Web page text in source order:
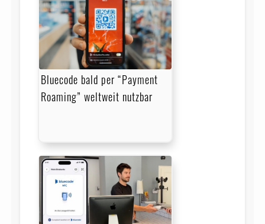
Bluecode bald per “Payment
Roaming” weltweit nutzbar